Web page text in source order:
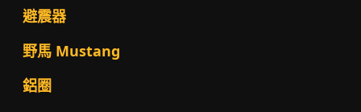
避震器
野馬 Mustang
鋁圈